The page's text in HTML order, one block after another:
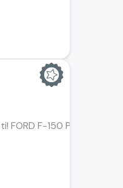
FORD F-150 Platinum